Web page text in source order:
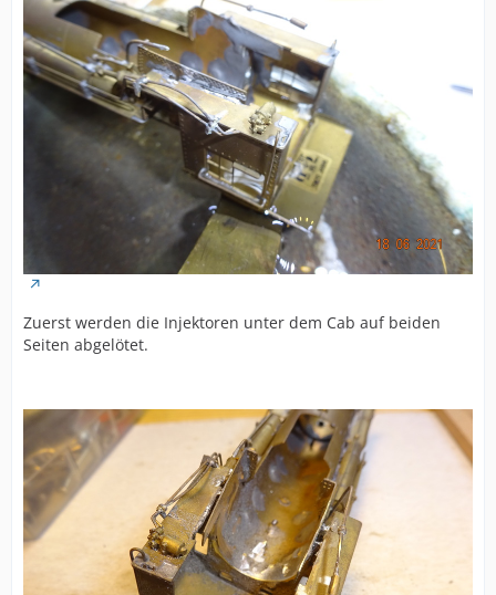
Zuerst werden die Injektoren unter dem Cab auf beiden
Seiten abgelötet.